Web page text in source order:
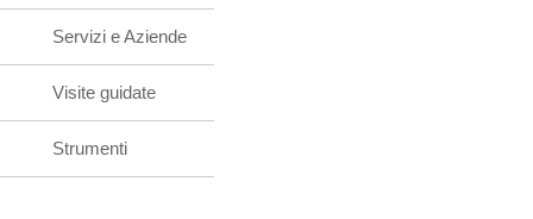
Servizi e Aziende
Visite guidate
Strumenti